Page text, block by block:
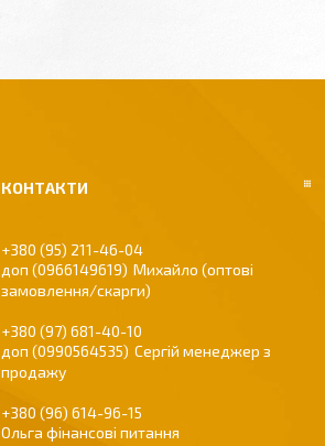
+380 (95) 211-46-04
0966149619
Михайло (оптові
замовлення/скарги)
+380 (97) 681-40-10
0990564535
Сергій менеджер з
продажу
+380 (96) 614-96-15
Ольга фінансові питання